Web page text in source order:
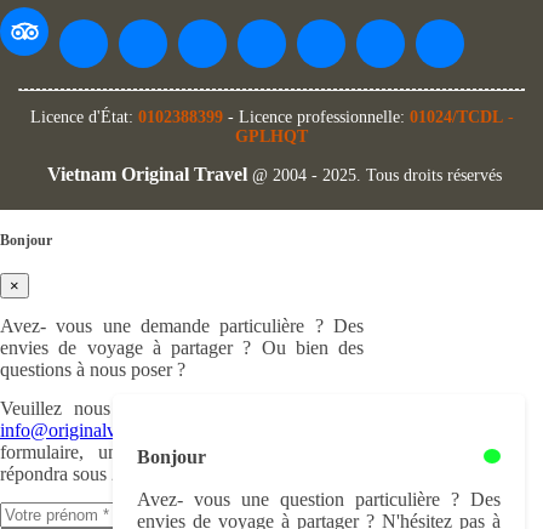
Licence d'État: 0102388399 - Licence professionnelle: 01024/TCDL-
GPLHQT
Vietnam Original Travel @ 2004 - 2025. Tous droits réservés
Bonjour
Avez- vous une question particulière ? Des
envies de voyage à partager ? N'hésitez pas à
Bonjour
×
Avez- vous une demande particulière ? Des
envies de voyage à partager ? Ou bien des
questions à nous poser ?
Veuillez nous nous écrire à cette adresse :
info@originalvietnam.com
formulaire, un de nos experts en voyage
répondra sous 24h.